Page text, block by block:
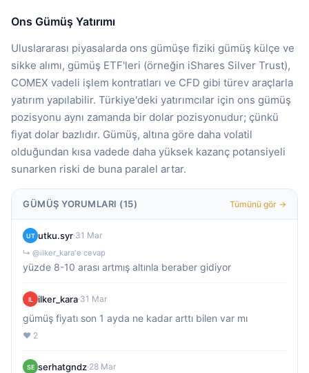
Ons Gümüş Yatırımı
Uluslararası piyasalarda ons gümüşe fiziki gümüş külçe ve
sikke alımı, gümüş ETF'leri (örneğin iShares Silver Trust),
COMEX vadeli işlem kontratları ve CFD gibi türev araçlarla
yatırım yapılabilir. Türkiye'deki yatırımcılar için ons gümüş
pozisyonu aynı zamanda bir dolar pozisyonudur; çünkü
fiyat dolar bazlıdır. Gümüş, altına göre daha volatil
olduğundan kısa vadede daha yüksek kazanç potansiyeli
sunarken riski de buna paralel artar.
GÜMÜŞ YORUMLARI (15) Tümünü gör →
UT utku.syr·31 Mar
↳ @ilker_kara'e cevap
yüzde 8-10 arası artmış altınla beraber gidiyor
IL ilker_kara·31 Mar
gümüş fiyatı son 1 ayda ne kadar arttı bilen var mı
❤️ 2
SE serhatgndz·28 Mar